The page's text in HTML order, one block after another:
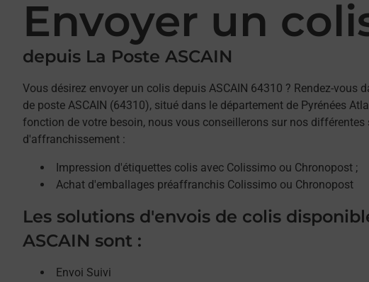
Envoyer un
depuis La Poste ASCAIN
Vous désirez envoyer un colis depuis ASCAIN 64310 ? Rendez-vous
de poste ASCAIN (64310), situé dans le département de Pyrénées
fonction de votre besoin, nous vous conseillerons sur nos
d'affranchissement :
Impression d'étiquettes colis avec Colissimo ou Chronopost ;
Achat d'emballages préaffranchis Colissimo ou Chronopost
Les solutions d'envois de colis
ASCAIN sont :
Envoi Suivi